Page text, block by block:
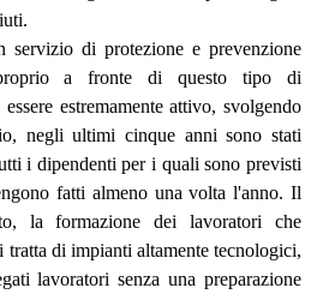
di protezione e prevenzione
a fronte di questo tipo di
estremamente attivo, svolgendo
negli ultimi cinque anni sono stati
i dipendenti per i quali sono previsti
fatti almeno una volta l'anno. Il
la formazione dei lavoratori che
di impianti altamente tecnologici,
lavoratori senza una preparazione